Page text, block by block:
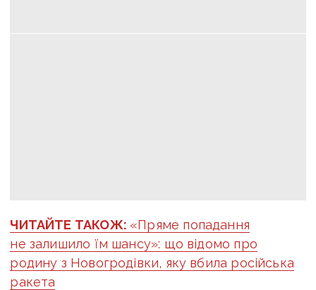
ЧИТАЙТЕ ТАКОЖ: «Пряме попадання
не залишило їм шансу»: що відомо про
родину з Новогродівки, яку вбила російська
ракета